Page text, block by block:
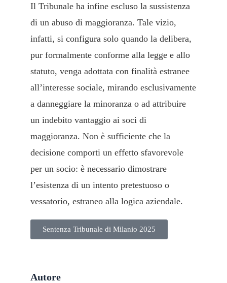
Il Tribunale ha infine escluso la sussistenza
di un abuso di maggioranza. Tale vizio,
infatti, si configura solo quando la delibera,
pur formalmente conforme alla legge e allo
statuto, venga adottata con finalità estranee
all’interesse sociale, mirando esclusivamente
a danneggiare la minoranza o ad attribuire
un indebito vantaggio ai soci di
maggioranza. Non è sufficiente che la
decisione comporti un effetto sfavorevole
per un socio: è necessario dimostrare
l’esistenza di un intento pretestuoso o
vessatorio, estraneo alla logica aziendale.
Sentenza Tribunale di Milanio 2025
Autore